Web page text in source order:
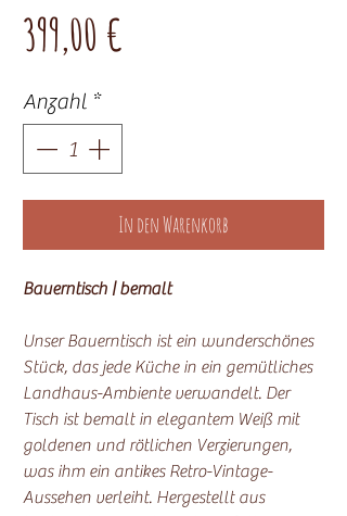
399,00 €
Anzahl *
In den Warenkorb
Bauerntisch | bemalt
Unser Bauerntisch ist ein wunderschönes
Stück, das jede Küche in ein gemütliches
Landhaus-Ambiente verwandelt. Der
Tisch ist bemalt in elegantem Weiß mit
goldenen und rötlichen Verzierungen,
was ihm ein antikes Retro-Vintage-
Aussehen verleiht. Hergestellt aus